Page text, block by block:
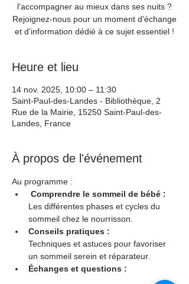
l'accompagner au mieux dans ses nuits ?
Rejoignez-nous pour un moment d'échange
et d'information dédié à ce sujet essentiel !
Heure et lieu
14 nov. 2025, 10:00 – 11:30
Saint-Paul-des-Landes - Bibliothèque, 2
Rue de la Mairie, 15250 Saint-Paul-des-
Landes, France
À propos de l'événement
Au programme :
Comprendre le sommeil de bébé :
Les différentes phases et cycles du
sommeil chez le nourrisson.
Conseils pratiques :
Techniques et astuces pour favoriser
un sommeil serein et réparateur.
Échanges et questions :